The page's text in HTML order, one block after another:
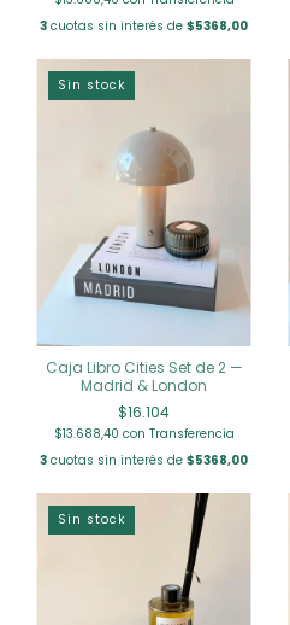
3 cuotas sin interés de $5368,00
Sin stock
Caja Libro Cities Set de 2 —
Madrid & London
$16.104
$13.688,40 con Transferencia
3 cuotas sin interés de $5368,00
Sin stock